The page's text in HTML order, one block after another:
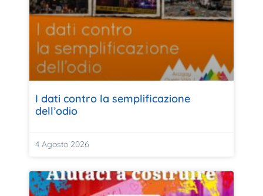
I dati contro la semplificazione
dell’odio
4 Agosto 2026